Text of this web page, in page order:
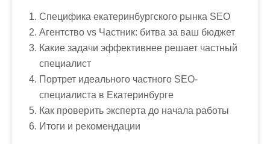
Специфика екатеринбургского рынка SEO
Агентство vs Частник: битва за ваш бюджет
Какие задачи эффективнее решает частный
специалист
Портрет идеального частного SEO-
специалиста в Екатеринбурге
Как проверить эксперта до начала работы
Итоги и рекомендации